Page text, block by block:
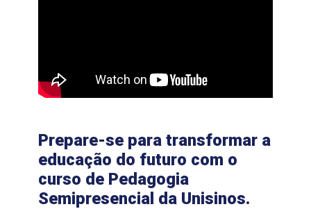
Prepare-se para transformar a
educação do futuro com o
curso de Pedagogia
Semipresencial da Unisinos.